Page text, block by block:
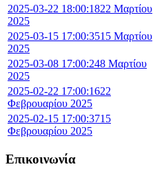
2025-03-22 18:00:1822 Μαρτίου
2025
2025-03-15 17:00:3515 Μαρτίου
2025
2025-03-08 17:00:248 Μαρτίου
2025
2025-02-22 17:00:1622
Φεβρουαρίου 2025
2025-02-15 17:00:3715
Φεβρουαρίου 2025
Επικοινωνία